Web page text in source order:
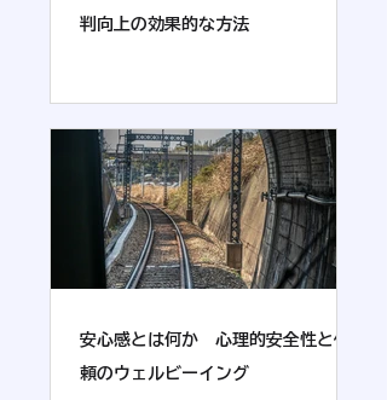
判向上の効果的な方法
安心感とは何か 心理的安全性と信
頼のウェルビーイング